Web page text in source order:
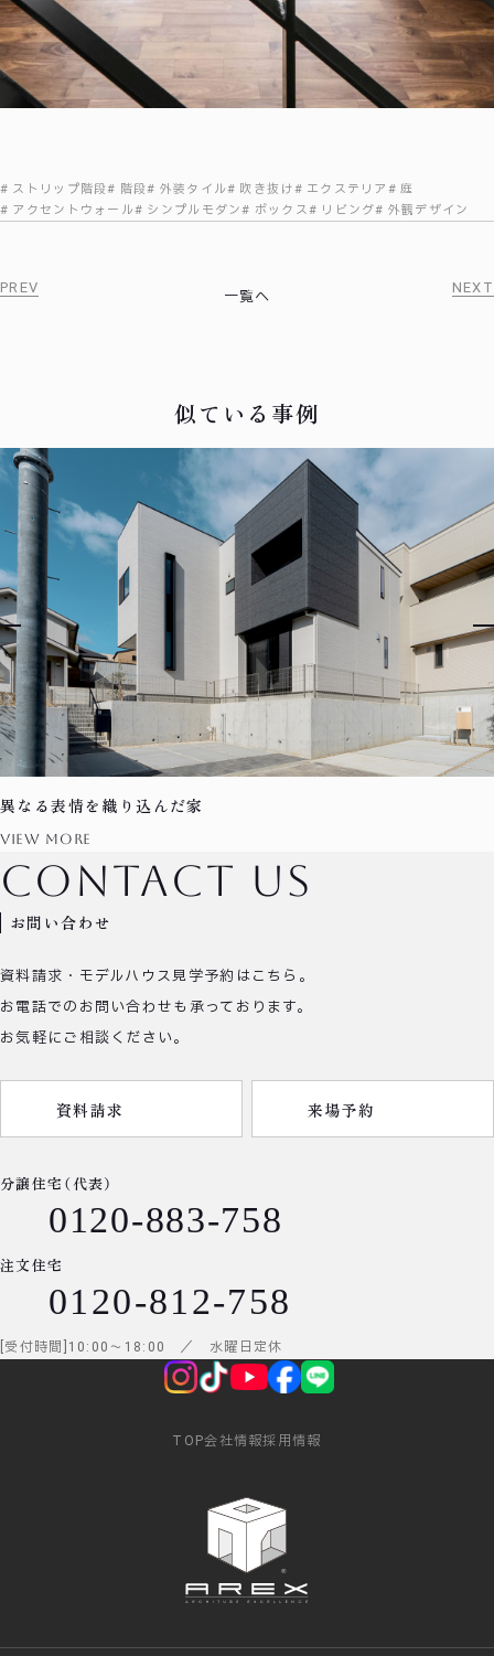
ストリップ階段 階段 外装タイル 吹き抜け エクステリア
庭
アクセントウォール
シンプルモダン ボックス リビング 外観デザイン
PREV
一覧へ
NEXT
似ている事例
異なる表情を織り込んだ家
view more
お問い合わせ
contact us
資料請求・モデルハウス見学予約はこちら。
お電話でのお問い合わせも承っております。
お気軽にご相談ください。
資料請求 来場予約
分譲住宅（代表）
0120-883-758
注文住宅
0120-812-758
受付時間 10:00 ～ 18:00 ／ 水曜日定休
TOP会社情報採用情報